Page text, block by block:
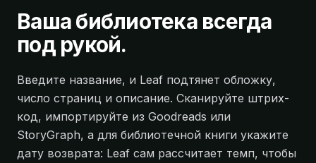
Ваша библиотека всегда
под рукой.
Введите название, и Leaf подтянет обложку,
число страниц и описание. Сканируйте штрих-
код, импортируйте из Goodreads или
StoryGraph, а для библиотечной книги укажите
дату возврата: Leaf сам рассчитает темп, чтобы